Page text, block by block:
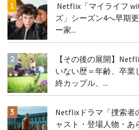
Netflix「マイライフ
ズ」シーズン4へ早期
ー家...
【その後の展開】
いない歴＝年齢、卒業
終カップル、...
Netflixドラマ「捜索者
ャスト・登場人物・あ